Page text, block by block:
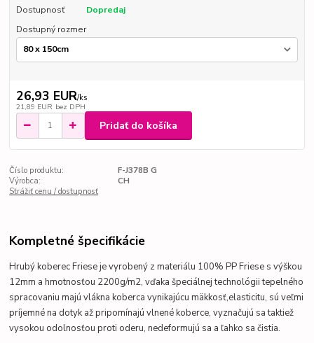
Dostupnosť
Dopredaj
Dostupný rozmer
26,93 EUR/ks
21,89 EUR bez DPH
Pridať do košíka
Číslo produktu:
F-J378B G
Výrobca:
CH
Strážiť cenu / dostupnosť
Kompletné špecifikácie
Hrubý koberec Friese je vyrobený z materiálu 100% PP Friese s výškou
12mm a hmotnosťou 2200g/m2, vďaka špeciálnej technológii tepelného
spracovaniu majú vlákna kobercavynikajúcu mäkkosť,elasticitu, sú veľmi
príjemné na dotyk až pripomínajú vlnené koberce,vyznačujú sa taktiež
vysokou odolnosťou proti oderu, nedeformujú sa a ľahko sa čistia.